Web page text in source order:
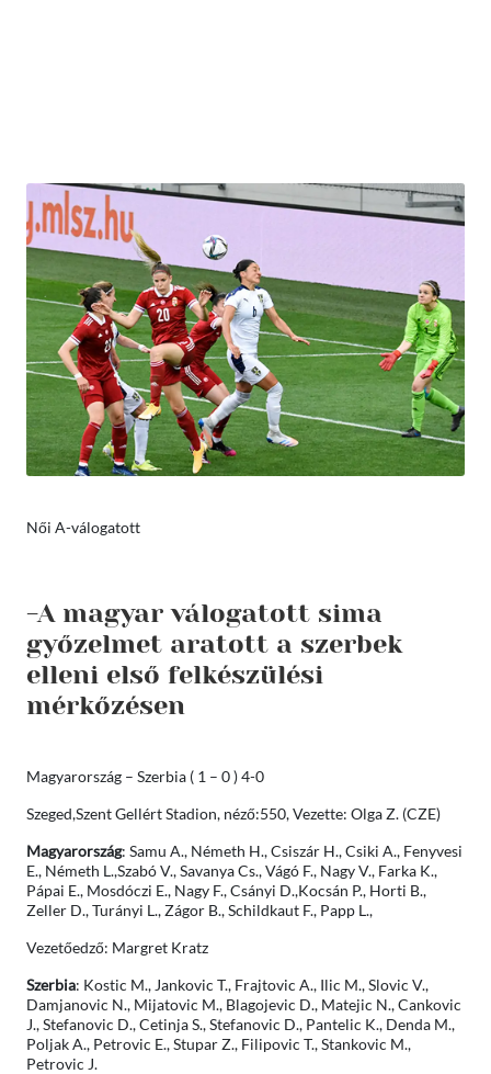
Női A-válogatott
-A magyar válogatott sima
győzelmet aratott a szerbek
elleni első felkészülési
mérkőzésen
Magyarország – Szerbia ( 1 – 0 ) 4-0
Szeged,Szent Gellért Stadion, néző:550, Vezette: Olga Z. (CZE)
Magyarország: Samu A., Németh H., Csiszár H., Csiki A., Fenyvesi
E., Németh L.,Szabó V., Savanya Cs., Vágó F., Nagy V., Farka K.,
Pápai E., Mosdóczi E., Nagy F., Csányi D.,Kocsán P., Horti B.,
Zeller D., Turányi L., Zágor B., Schildkaut F., Papp L.,
Vezetőedző: Margret Kratz
Szerbia: Kostic M., Jankovic T., Frajtovic A., Ilic M., Slovic V.,
Damjanovic N., Mijatovic M., Blagojevic D., Matejic N., Cankovic
J., Stefanovic D., Cetinja S., Stefanovic D., Pantelic K., Denda M.,
Poljak A., Petrovic E., Stupar Z., Filipovic T., Stankovic M.,
Petrovic J.